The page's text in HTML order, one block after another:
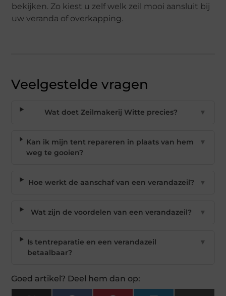
bekijken. Zo kiest u zelf welk zeil mooi aansluit bij
uw veranda of overkapping.
Veelgestelde vragen
Wat doet Zeilmakerij Witte precies? ▼
Kan ik mijn tent repareren in plaats van hem
weg te gooien?
▼
Hoe werkt de aanschaf van een verandazeil? ▼
Wat zijn de voordelen van een verandazeil? ▼
Is tentreparatie en een verandazeil
betaalbaar?
▼
Goed artikel? Deel hem dan op: